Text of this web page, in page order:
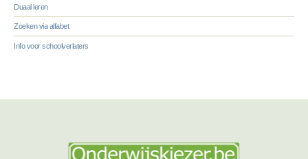
Duaal leren
Zoeken via alfabet
Info voor schoolverlaters